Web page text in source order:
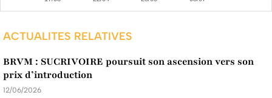
ACTUALITES RELATIVES
BRVM : SUCRIVOIRE poursuit son ascension vers son
prix d’introduction
12/06/2026